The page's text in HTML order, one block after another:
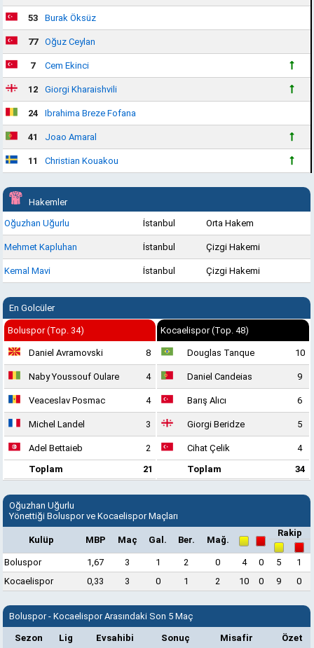
53 Burak Öksüz
77 Oğuz Ceylan
7 Cem Ekinci
12 Giorgi Kharaishvili
24 Ibrahima Breze Fofana
41 Joao Amaral
11 Christian Kouakou
Hakemler
Oğuzhan Uğurlu
İstanbul Orta Hakem
Mehmet Kapluhan İstanbul Çizgi Hakemi
Kemal Mavi İstanbul Çizgi Hakemi
En Golcüler
Boluspor (Top. 34)
Daniel Avramovski 8
Naby Youssouf Oulare 4
Veaceslav Posmac 4
Michel Landel 3
Adel Bettaieb
2
Toplam
21
Kocaelispor (Top. 48)
Douglas Tanque 10
Daniel Candeias 9
Barış Alıcı 6
Giorgi Beridze 5
Cihat Çelik
4
Toplam
34
Oğuzhan Uğurlu
Yönettiği Boluspor ve Kocaelispor Maçları
Kulüp MBP Maç Gal. Ber. Mağ.
Rakip
Boluspor 1,67 3 1 2 0 4 0 5
1
Kocaelispor
0,33 3 0 1 2 10 0 9 0
Boluspor - Kocaelispor Arasındaki Son 5 Maç
Sezon Lig Evsahibi Sonuç Misafir Özet